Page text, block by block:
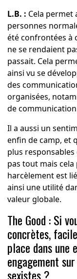
L.B. : Cela permet
personnes
été confrontées à
ne se rendaient
passait. Cela
ainsi vu se
des
organisées,
de communication
Il a aussi un
enfin de camp, et
plus responsables
pas tout mais
harcèlement est
ainsi une utilité
valeur globale.
The Good : Si
concrètes,
place dans une
engagement
sexistes ?